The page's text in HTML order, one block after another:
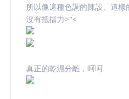
所以像這種色調的陳設、這
沒有抵擋力>"<
真正的乾濕分離，呵呵